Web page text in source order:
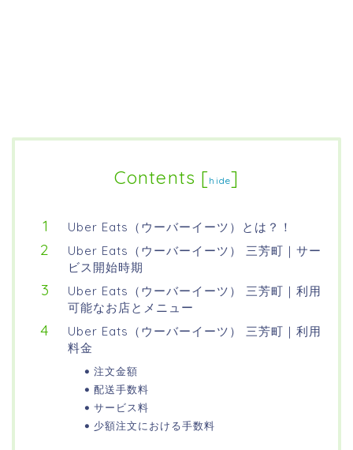
Contents [hide]
Uber Eats（ウーバーイーツ）とは？！
Uber Eats（ウーバーイーツ） 三芳町｜サー
ビス開始時期
Uber Eats（ウーバーイーツ） 三芳町｜利用
可能なお店とメニュー
Uber Eats（ウーバーイーツ） 三芳町｜利用
料金
注文金額
配送手数料
サービス料
少額注文における手数料